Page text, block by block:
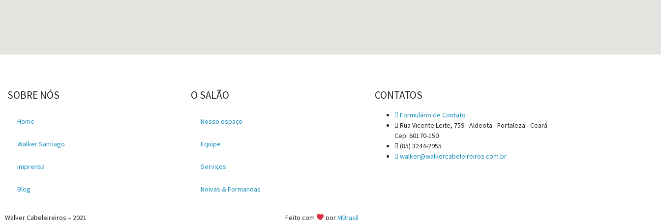
SOBRE NÓS
Home
Walker Santiago
Imprensa
Blog
O SALÃO
Nosso espaço
Equipe
Serviços
Noivas & Formandas
CONTATOS
Formulário de Contato
Rua Vicente Leite, 759 - Aldeota - Fortaleza - Ceará -
Cep: 60170-150
(85) 3244-2955
walker@walkercabeleireiros.com.br
Walker Cabeleireiros – 2021 Feito com porMBrasil